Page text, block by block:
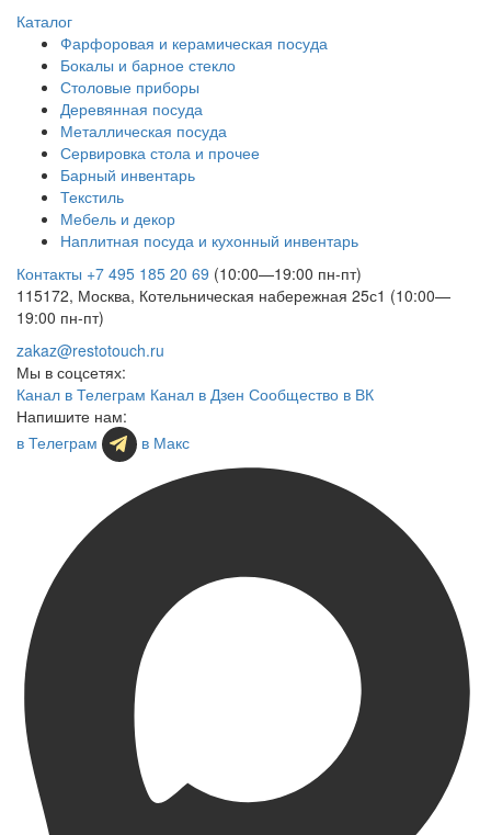
Каталог
Фарфоровая и керамическая посуда
Бокалы и барное стекло
Столовые приборы
Деревянная посуда
Металлическая посуда
Сервировка стола и прочее
Барный инвентарь
Текстиль
Мебель и декор
Наплитная посуда и кухонный инвентарь
Контакты +7 495 185 20 69 (10:00—19:00 пн-пт)
115172, Москва, Котельническая набережная 25с1 (10:00—
19:00 пн-пт)
zakaz@restotouch.ru
Мы в соцсетях:
Канал в Телеграм Канал в Дзен Сообщество в ВК
Напишите нам:
в Телеграм
в Макс